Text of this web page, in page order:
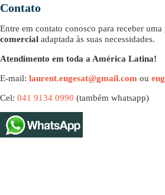
Contato
Entre em contato conosco para receber uma
comercial adaptada às suas necessidades.
Atendimento em toda a América Latina!
E-mail: laurent.engesat@gmail.com ou
Cel: 041 9134 0990 (também whatsapp)